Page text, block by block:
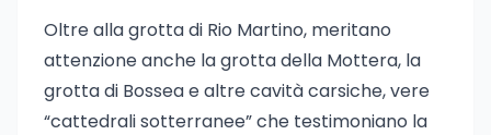
Oltre alla grotta di Rio Martino, meritano
attenzione anche la grotta della Mottera, la
grotta di Bossea e altre cavità carsiche, vere
“cattedrali sotterranee” che testimoniano la